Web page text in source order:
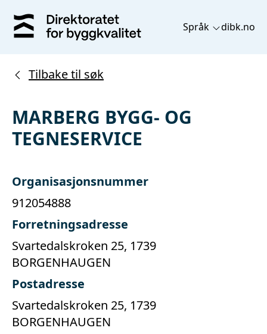
Språk dibk.no
Tilbake til søk
MARBERG BYGG- OG
TEGNESERVICE
Organisasjonsnummer
912054888
Forretningsadresse
Svartedalskroken 25, 1739
BORGENHAUGEN
Postadresse
Svartedalskroken 25, 1739
BORGENHAUGEN